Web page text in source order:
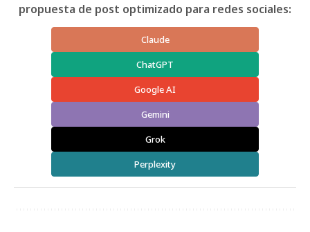
propuesta de post optimizado para redes sociales:
Claude
ChatGPT
Google AI
Gemini
Grok
Perplexity